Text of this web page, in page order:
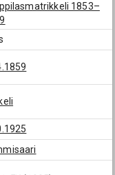
1853–